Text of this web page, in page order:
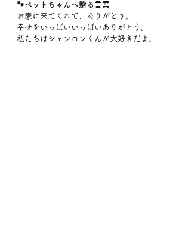
🐾ペットちゃんへ贈る言葉
お家に来てくれて、ありがとう。
幸せをいっぱいいっぱいありがとう。
私たちはシェンロンくんが大好きだよ。